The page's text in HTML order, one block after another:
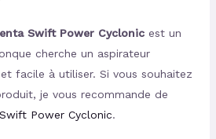
Swift Power Cyclonicest un
cherche un aspirateur
facile à utiliser. Si vous souhaitez
je vous recommande de
Power Cyclonic.